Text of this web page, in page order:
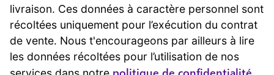
livraison. Ces données à caractère personnel sont
récoltées uniquement pour l’exécution du contrat
de vente. Nous t'encourageons par ailleurs à lire
les données récoltées pour l’utilisation de nos
politique de confidentialité